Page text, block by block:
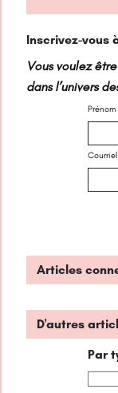
Inscrivez-vous
Vous voulez
dans l’univers
Prénom
Courriel
Articles
D'autres
Par